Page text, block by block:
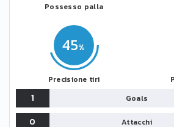
Possesso palla
45
Precisione tiri
1 Goals
0
Attacchi